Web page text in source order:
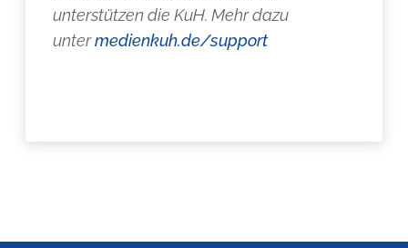
unterstützen die KuH. Mehr dazu
untermedienkuh.de/support